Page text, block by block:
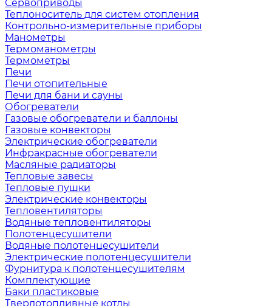
Сервоприводы
Теплоноситель для систем отопления
Контрольно-измерительные приборы
Манометры
Термоманометры
Термометры
Печи
Печи отопительные
Печи для бани и сауны
Обогреватели
Газовые обогреватели и баллоны
Газовые конвекторы
Электрические обогреватели
Инфракрасные обогреватели
Масляные радиаторы
Тепловые завесы
Тепловые пушки
Электрические конвекторы
Тепловентиляторы
Водяные тепловентиляторы
Полотенцесушители
Водяные полотенцесушители
Электрические полотенцесушители
Фурнитура к полотенцесушителям
Комплектующие
Баки пластиковые
Твердотопливные котлы